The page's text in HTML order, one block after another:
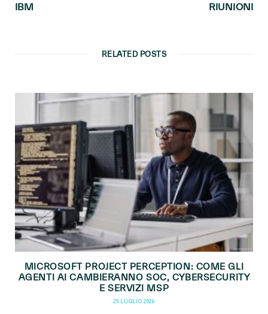
IBM
RIUNIONI
RELATED POSTS
MICROSOFT PROJECT PERCEPTION: COME GLI
AGENTI AI CAMBIERANNO SOC, CYBERSECURITY
E SERVIZI MSP
29 LUGLIO 2026